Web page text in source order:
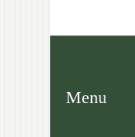
Menu